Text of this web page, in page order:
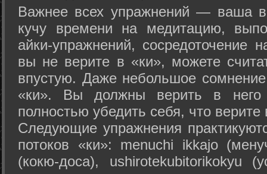
Важнее всех упражнений — ваша
кучу времени на медитацию,
айки-упражнений, сосредоточение
вы не верите в «ки», можете
впустую. Даже небольшое сомнение
«ки». Вы должны верить в
полностью убедить себя, что верите
Следующие упражнения
потоков «ки»: menuchi ikkajo
(кокю-доса), ushiro­tekubitori­kokyu